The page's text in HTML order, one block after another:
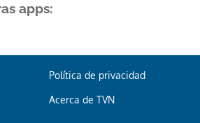
apps:
Política de privacidad
Acerca de TVN